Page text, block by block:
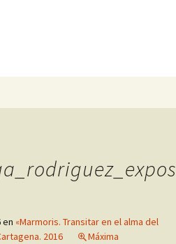
en «Marmoris. Transitar en el alma del
2016
Máxima